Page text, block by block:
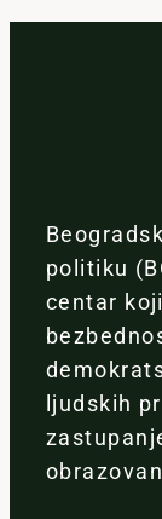
politiku
centar
ljudskih